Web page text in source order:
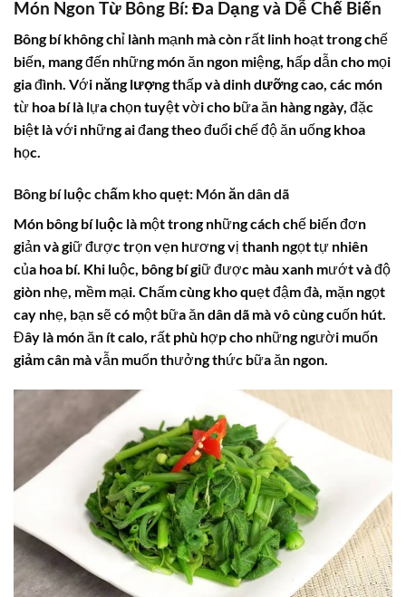
Món Ngon Từ Bông Bí: Đa Dạng và Dễ Chế Biến
Bông bíkhông chỉ lành mạnh mà còn rất linh hoạt trong chế
biến, mang đến những món ăn ngon miệng, hấp dẫn cho mọi
gia đình. Với năng lượngthấp vàdinh dưỡngcao, các món
từ hoa bílà lựa chọn tuyệt vời cho bữa ăn hàng ngày, đặc
biệt là với những ai đang theo đuổi chế độ ăn uống khoa
học.
Bông bí luộc chấm kho quẹt: Món ăn dân dã
Món bông bí luộc là một trong những cách chế biến đơn
giản và giữ được trọn vẹn hương vị thanh ngọt tự nhiên
của hoa bí. Khi luộc, bông bígiữ được màu xanh mướt và độ
giòn nhẹ, mềm mại. Chấm cùng kho quẹt đậm đà, mặn ngọt
cay nhẹ, bạn sẽ có một bữa ăn dân dã mà vô cùng cuốn hút.
Đây là món ăn ítcalo, rất phù hợp cho những người muốn
giảm cân mà vẫn muốn thưởng thức bữa ăn ngon.